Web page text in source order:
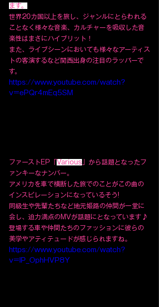
ます。
世界20カ国以上を旅し、ジャンルにとらわれる
ことなく様々な音楽、カルチャーを吸収した音
楽性はまさにハイブリット！
また、ライブシーンにおいても様々なアーティス
トの客演するなど関西出身の注目のラッパーで
す。
https://www.youtube.com/watch?
v=ePQr4mEq5SM
ファーストEP「 Various 」から話題となったフ
ァンキーなナンバー。
アメリカを車で横断した旅でのことがこの曲の
インスピレーションになっているそう!
同級生や先輩たちなど地元姫路の仲間が一堂に
会し、迫力満点のMVが話題にとなっています♪
登場する車や仲間たちのファッションに彼らの
美学やアティテュードが感じられますね。
https://www.youtube.com/watch?
v=IP_OphHVP8Y